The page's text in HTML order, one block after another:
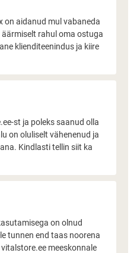
on aidanud mul vabaneda
rahul oma ostuga
klienditeenindus ja kiire
st ja poleks saanud olla
on oluliselt vähenenud ja
Kindlasti tellin siit ka
on olnud
tunnen end taas noorena
meeskonnale